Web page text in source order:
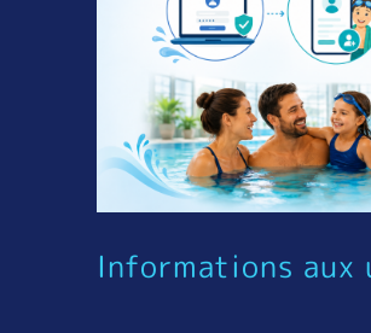
Informations aux